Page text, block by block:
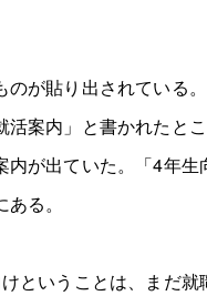
が貼り出されている。
活案内」と書かれたと
内が出ていた。「4年生
る。
ということは、まだ就